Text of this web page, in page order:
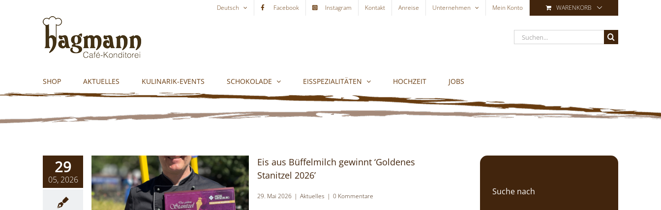
Deutsch Facebook Instagram Kontakt Anreise Unternehmen Mein Konto WARENKORB
Suche
nach:
SHOP AKTUELLES KULINARIK-EVENTS SCHOKOLADE EISSPEZIALITÄTEN HOCHZEIT JOBS
29
05, 2026
Eis aus Büffelmilch gewinnt ‘Goldenes
Stanitzel 2026’
29. Mai 2026 | Aktuelles | 0 Kommentare Suche nach